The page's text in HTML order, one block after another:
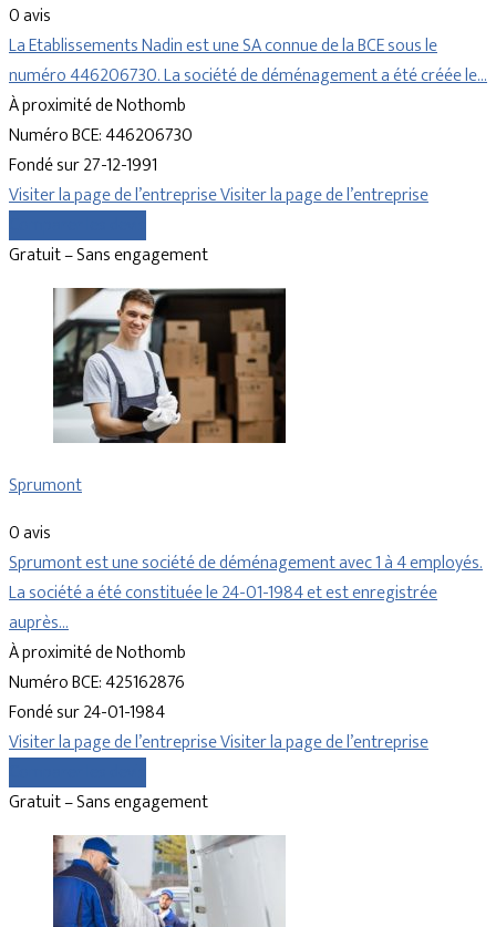
0 avis
La Etablissements Nadin est une SA connue de la BCE sous le
numéro 446206730. La société de déménagement a été créée le…
À proximité de Nothomb
Numéro BCE: 446206730
Fondé sur 27-12-1991
Visiter la page de l’entrepriseVisiter la page de l’entreprise
Gratuit – Sans engagement
Sprumont
0 avis
Sprumont est une société de déménagement avec 1 à 4 employés.
La société a été constituée le 24-01-1984 et est enregistrée
auprès…
À proximité de Nothomb
Numéro BCE: 425162876
Fondé sur 24-01-1984
Visiter la page de l’entrepriseVisiter la page de l’entreprise
Gratuit – Sans engagement